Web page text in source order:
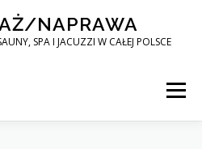
NAPRAWA
SPA I JACUZZI W CAŁEJ POLSCE
Menu